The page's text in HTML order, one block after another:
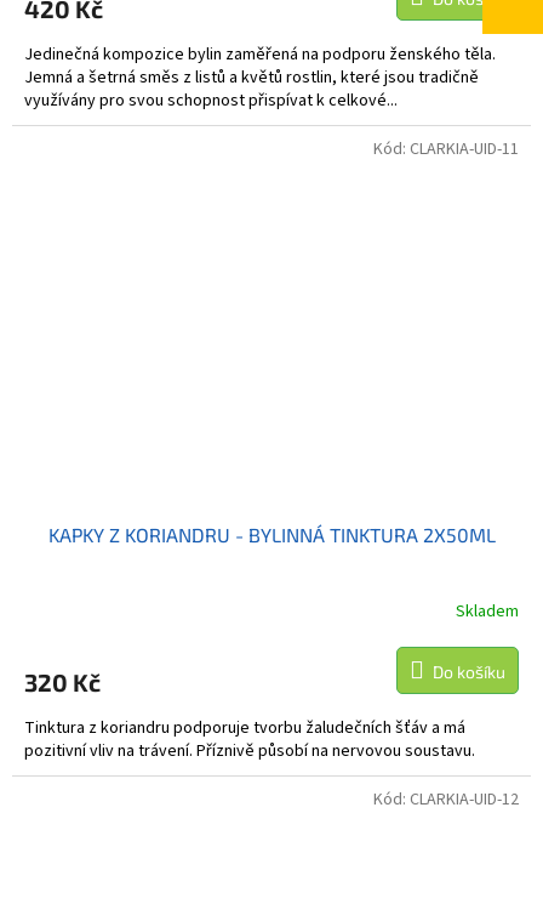
420 Kč
Jedinečná kompozice bylin zaměřená na podporu ženského těla.
Jemná a šetrná směs z listů a květů rostlin, které jsou tradičně
využívány pro svou schopnost přispívat k celkové...
KAPKY Z KORIANDRU - BYLINNÁ TINKTURA 2X50ML
Skladem
320 Kč Do košíku
Tinktura z koriandru podporuje tvorbu žaludečních šťáv a má
pozitivní vliv na trávení. Příznivě působí na nervovou soustavu.
Kód: CLARKIA-UID-11
Kód: CLARKIA-UID-12